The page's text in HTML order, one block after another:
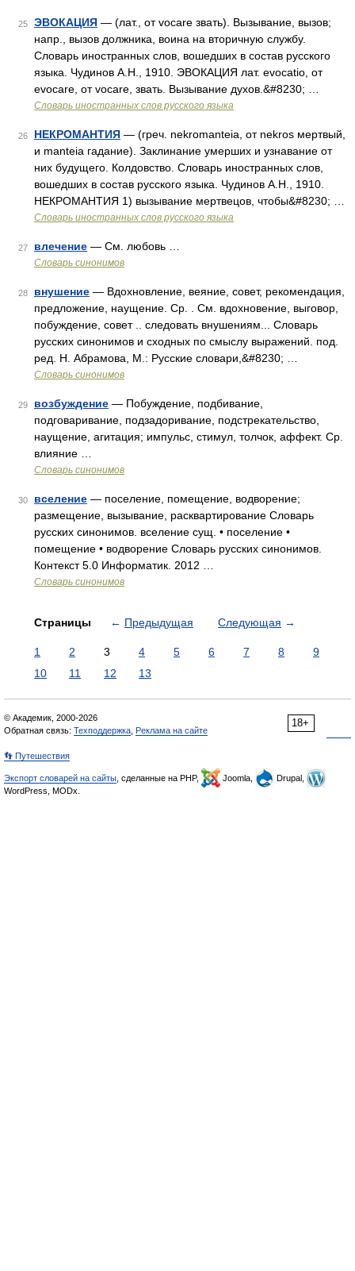
25 ЭВОКАЦИЯ — (лат., от vocare звать). Вызывание, вызов;
напр., вызов должника, воина на вторичную службу.
Словарь иностранных слов, вошедших в состав русского
языка. Чудинов А.Н., 1910. ЭВОКАЦИЯ лат. evocatio, от
evocare, от vocare, звать. Вызывание духов.&#8230; …
Словарь иностранных слов русского языка
26 НЕКРОМАНТИЯ — (греч. nekromanteia, от nekros мертвый,
и manteia гадание). Заклинание умерших и узнавание от
них будущего. Колдовство. Словарь иностранных слов,
вошедших в состав русского языка. Чудинов А.Н., 1910.
НЕКРОМАНТИЯ 1) вызывание мертвецов, чтобы&#8230; …
Словарь иностранных слов русского языка
27 влечение — См. любовь …
Словарь синонимов
28 внушение — Вдохновление, веяние, совет, рекомендация,
предложение, наущение. Ср. . См. вдохновение, выговор,
побуждение, совет .. следовать внушениям... Словарь
русских синонимов и сходных по смыслу выражений. под.
ред. Н. Абрамова, М.: Русские словари,&#8230; …
Словарь синонимов
29 возбуждение — Побуждение, подбивание,
подговаривание, подзадоривание, подстрекательство,
наущение, агитация; импульс, стимул, толчок, аффект. Ср.
влияние …
Словарь синонимов
30 вселение — поселение, помещение, водворение;
размещение, вызывание, расквартирование Словарь
русских синонимов. вселение сущ. • поселение •
помещение • водворение Словарь русских синонимов.
Контекст 5.0 Информатик. 2012 …
Словарь синонимов
Страницы ← Предыдущая Следующая →
1 2 3 4 5 6 7 8
9
10
11 12 13
18+
© Академик, 2000-2026
Обратная связь: Техподдержка Реклама на сайте
👣 Путешествия
Экспорт словарей на сайты , сделанные на PHP, Joomla,
Drupal,
WordPress, MODx.